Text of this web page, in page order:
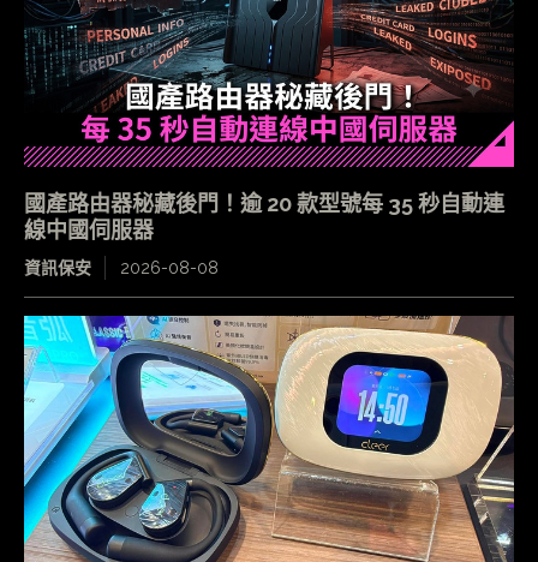
國產路由器秘藏後門！逾 20 款型號每 35 秒自動連
線中國伺服器
資訊保安 2026-08-08